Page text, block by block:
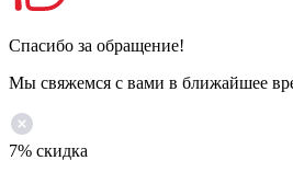
Спасибо за обращение!
Мы свяжемся с вами в ближайшее
7% скидка